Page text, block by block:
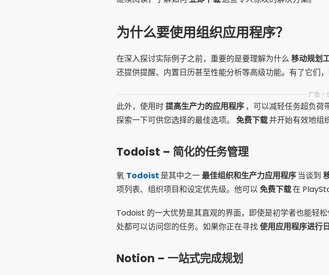
为什么要使用组织应用程序？
在深入探讨实际例子之前，重要的是要理解为什么 移动规划
还提供提醒、内置日历甚至性能分析等高级功能。有了它们
广告 -
此外，使用时提高生产力的应用程序 ，可以减轻任务超负荷
探索一下可供您选择的最佳选项。 免费下载并开始有效地组
Todoist – 简化的任务管理
氧 Todoist是其中之一最佳组织和生产力应用程序当谈到
项列表、组织项目和设定优先级。他可以免费下载在
Todoist 的一大优势是其直观的界面，即使是初学者也能轻
处都可以访问您的任务。如果你正在寻找使用应用程序进行
Notion – 一站式完成规划